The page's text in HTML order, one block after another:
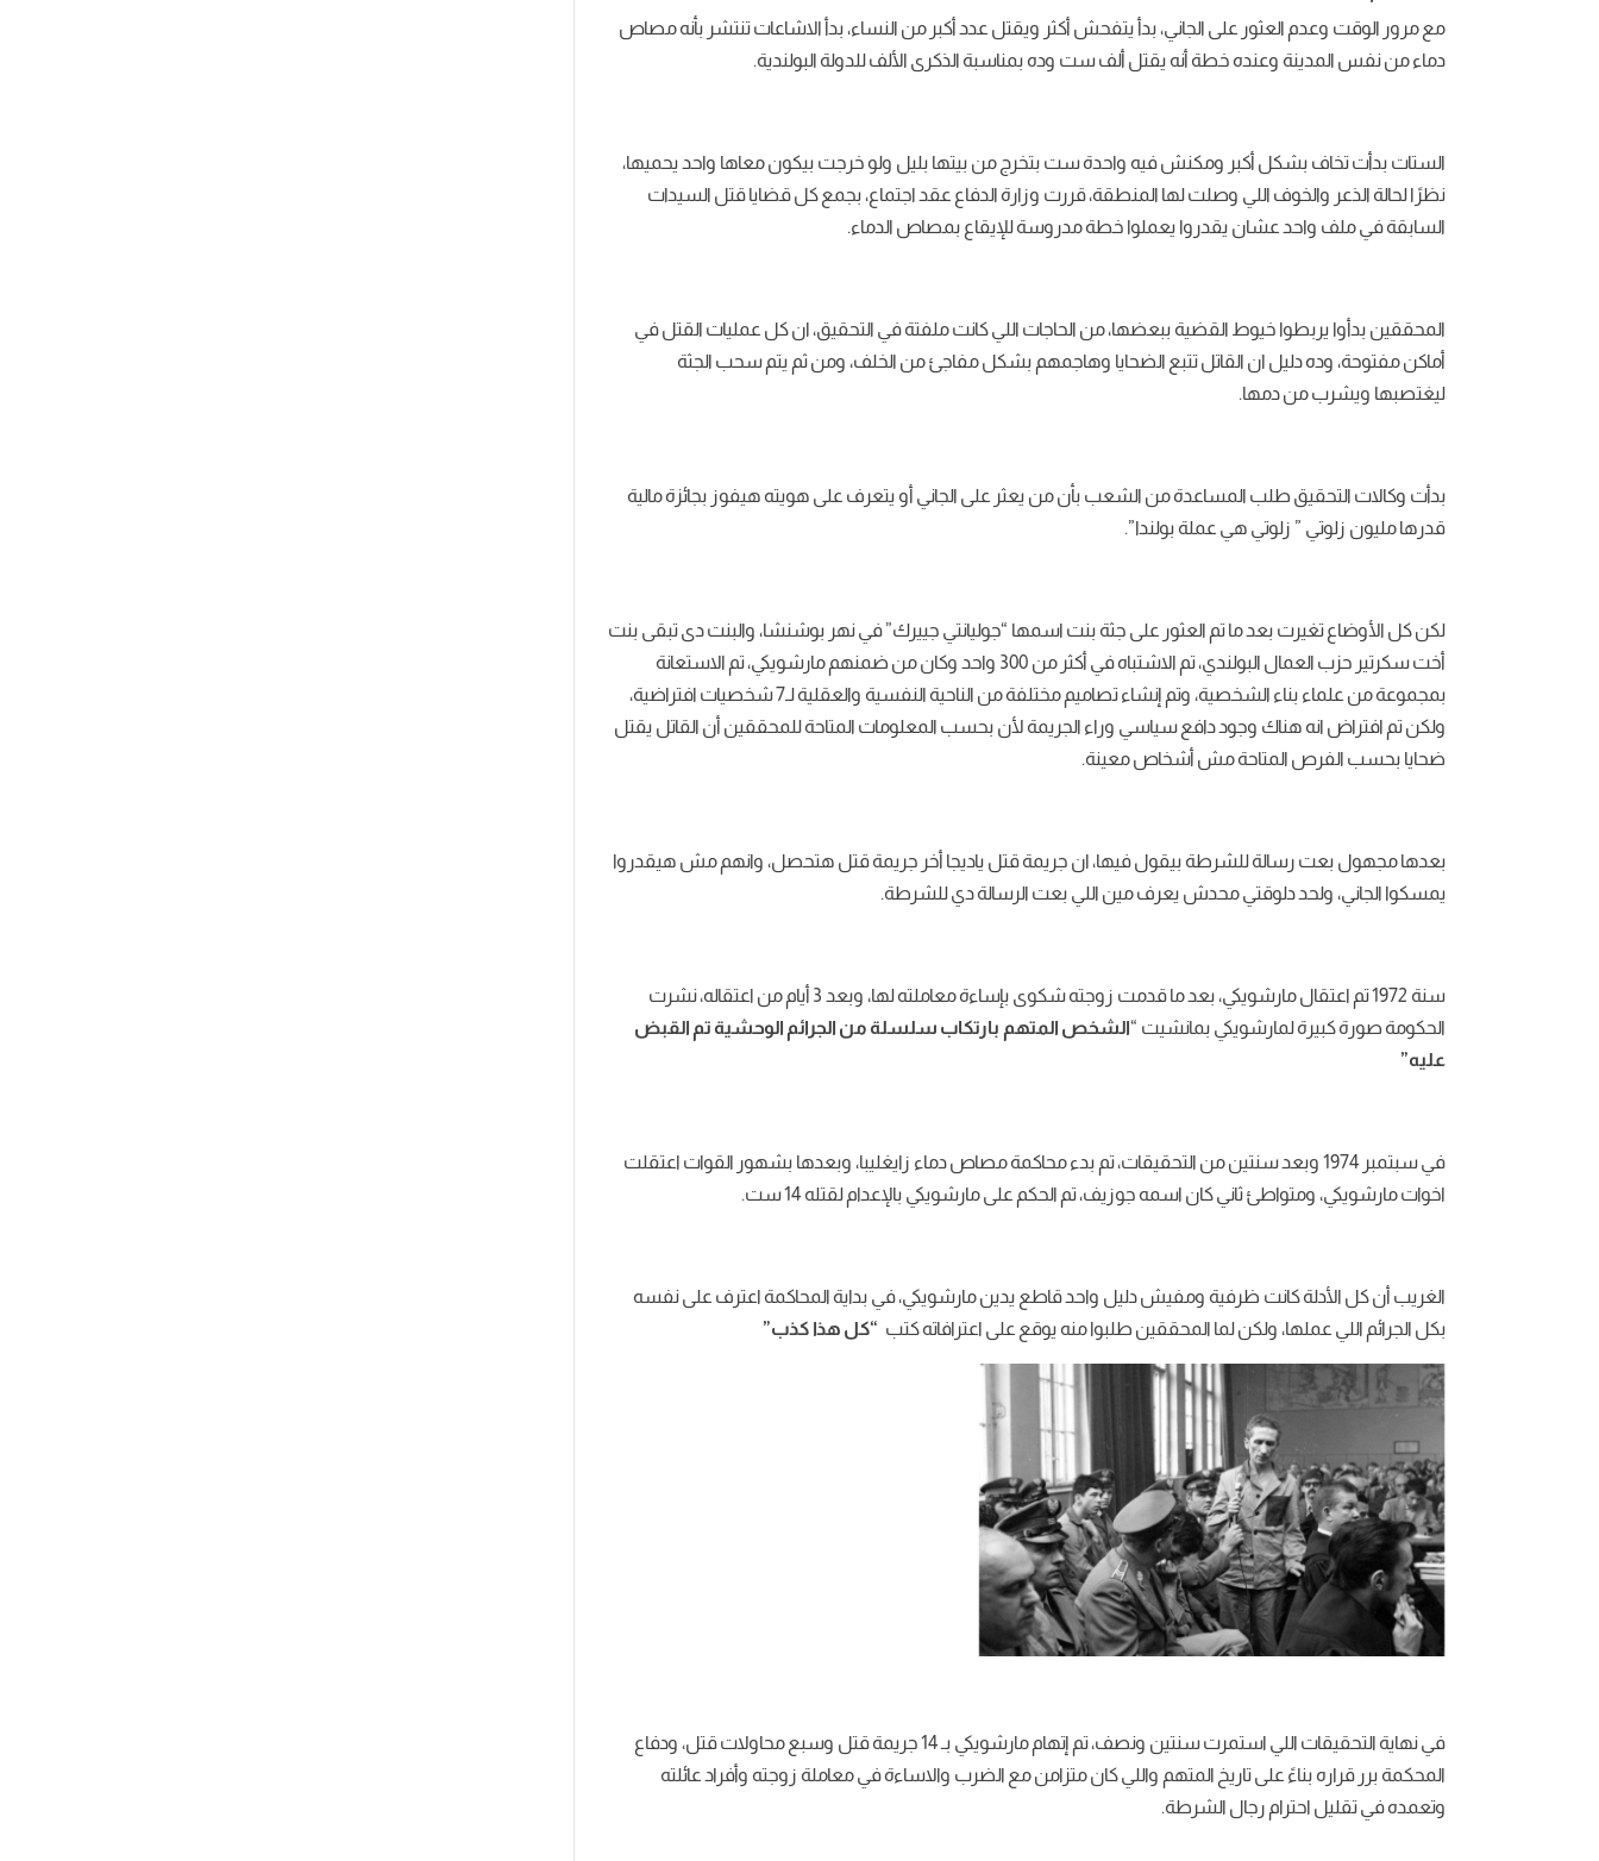
مع مرور الوقت وعدم العثور على الجاني، بدأ يتفحش أكثر ويقتل عدد أكبر من النساء، بدأ الاشاعات تنتشر بأنه مصاص
دماء من نفس المدينة وعنده خطة أنه يقتل ألف ست وده بمناسبة الذكرى الألف للدولة البولندية.
الستات بدأت تخاف بشكل أكبر ومكنش فيه واحدة ست بتخرج من بيتها بليل ولو خرجت بيكون معاها واحد يحميها،
نظرًا لحالة الذعر والخوف اللي وصلت لها المنطقة، قررت وزارة الدفاع عقد اجتماع، بجمع كل قضايا قتل السيدات
السابقة في ملف واحد عشان يقدروا يعملوا خطة مدروسة للإيقاع بمصاص الدماء.
المحققين بدأوا يربطوا خيوط القضية ببعضها، من الحاجات اللي كانت ملفتة في التحقيق، ان كل عمليات القتل في
أماكن مفتوحة، وده دليل ان القاتل تتبع الضحايا وهاجمهم بشكل مفاجئ من الخلف، ومن ثم يتم سحب الجثة
ليغتصبها ويشرب من دمها.
بدأت وكالات التحقيق طلب المساعدة من الشعب بأن من يعثر على الجاني أو يتعرف على هويته هيفوز بجائزة مالية
قدرها مليون زلوتي ” زلوتي هي عملة بولندا”.
لكن كل الأوضاع تغيرت بعد ما تم العثور على جثة بنت اسمها “جوليانتي جييرك” في نهر بوشنشا، والبنت دى تبقى بنت
أخت سكرتير حزب العمال البولندي، تم الاشتباه في أكثر من 300 واحد وكان من ضمنهم مارشويكي، تم الاستعانة
بمجموعة من علماء بناء الشخصية، وتم إنشاء تصاميم مختلفة من الناحية النفسية والعقلية لـ7 شخصيات افتراضية،
ولكن تم افتراض انه هناك وجود دافع سياسي وراء الجريمة لأن بحسب المعلومات المتاحة للمحققين أن القاتل يقتل
ضحايا بحسب الفرص المتاحة مش أشخاص معينة.
بعدها مجهول بعت رسالة للشرطة بيقول فيها، ان جريمة قتل ياديجا أخر جريمة قتل هتحصل، وانهم مش هيقدروا
يمسكوا الجاني، ولحد دلوقتي محدش يعرف مين اللي بعت الرسالة دي للشرطة.
سنة 1972 تم اعتقال مارشويكي، بعد ما قدمت زوجته شكوى بإساءة معاملته لها، وبعد 3 أيام من اعتقاله، نشرت
الحكومة صورة كبيرة لمارشويكي بمانشيت “الشخص المتهم بارتكاب سلسلة من الجرائم الوحشية تم القبض
عليه”
في سبتمبر 1974 وبعد سنتين من التحقيقات، تم بدء محاكمة مصاص دماء زايغليبا، وبعدها بشهور القوات اعتقلت
اخوات مارشويكي، ومتواطئ ثاني كان اسمه جوزيف، تم الحكم على مارشويكي بالإعدام لقتله 14 ست.
الغريب أن كل الأدلة كانت ظرفية ومفيش دليل واحد قاطع يدين مارشويكي، في بداية المحاكمة اعترف على نفسه
بكل الجرائم اللي عملها، ولكن لما المحققين طلبوا منه يوقع على اعترافاته كتب “كل هذا كذب”
في نهاية التحقيقات اللي استمرت سنتين ونصف، تم إتهام مارشويكي بـ 14 جريمة قتل وسبع محاولات قتل، ودفاع
المحكمة برر قراره بناءً على تاريخ المتهم واللي كان متزامن مع الضرب والاساءة في معاملة زوجته وأفراد عائلته
وتعمده في تقليل احترام رجال الشرطة.